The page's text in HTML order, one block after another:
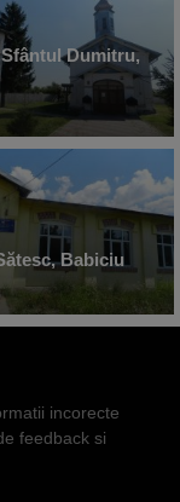
Dumitru,
Babiciu
incorecte
feedback si